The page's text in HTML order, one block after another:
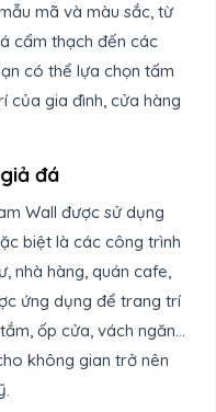
mã và màu sắc, từ
cẩm thạch đến các
có thể lựa chọn tấm
của gia đình, cửa hàng
đá
Wall được sử dụng
biệt là các công trình
nhà hàng, quán cafe,
ứng dụng để trang trí
ốp cửa, vách ngăn…
không gian trở nên